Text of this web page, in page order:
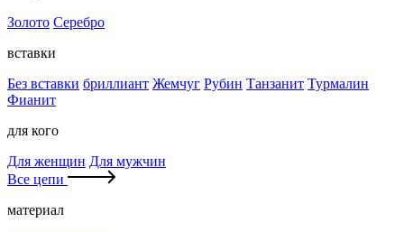
Золото Серебро
вставки
Без вставки бриллиант Жемчуг Рубин Танзанит Турмалин
Фианит
для кого
Для женщин Для мужчин
Все цепи
материал